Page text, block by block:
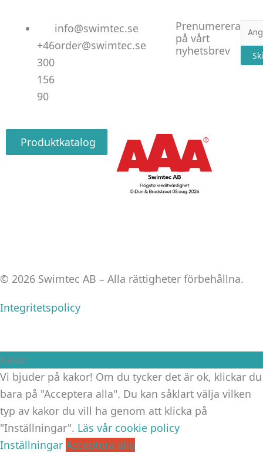
+46
300
156
90
info@swimtec.se
order@swimtec.se
Prenumerera
på vårt
nyhetsbrev
E-
post
Produktkatalog
© 2026 Swimtec AB – Alla rättigheter förbehållna.
Integritetspolicy
Kakor
Vi bjuder på kakor! Om du tycker det är ok, klickar du
bara på "Acceptera alla". Du kan såklart välja vilken
typ av kakor du vill ha genom att klicka på
"Inställningar". Läs vår cookie policy
Inställningar Acceptera alla